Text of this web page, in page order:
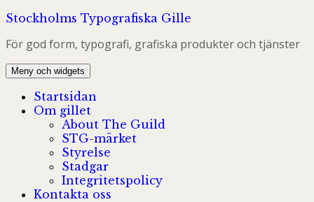
Hoppa
innehåll
Stockholms Typografiska Gille
För god form, typografi, grafiska produkter och tjänster
Meny och widgets
Startsidan
Om gillet
About The Guild
STG-märket
Styrelse
Stadgar
Integritetspolicy
Kontakta oss